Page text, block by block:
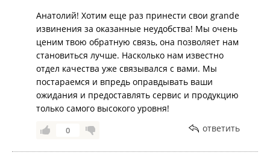
Анатолий! Хотим еще раз принести свои grande
извинения за оказанные неудобства! Мы очень
ценим твою обратную связь, она позволяет нам
становиться лучше. Насколько нам известно
отдел качества уже связывался с вами. Мы
постараемся и впредь оправдывать ваши
ожидания и предоставлять сервис и продукцию
только самого высокого уровня!
0 ответить